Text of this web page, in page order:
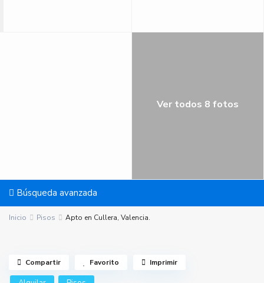
Ver todos 8 fotos
Búsqueda avanzada
Inicio Pisos Apto en Cullera, Valencia.
Compartir Favorito Imprimir